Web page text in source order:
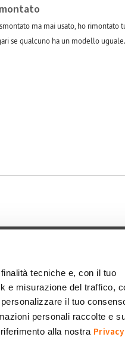
tecniche e, con il tuo
e misurazione del traffico,
il tuo
personali raccolte e
alla nostra Privacy
ma mai usato, ho rimontato
se qualcuno ha un modello uguale.